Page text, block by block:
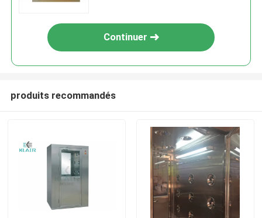
Continuer
produits recommandés